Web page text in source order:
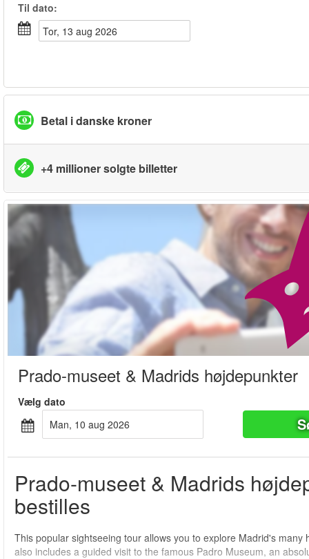
Til dato:
tor, 13 aug 2026
Betal i danske kroner
+4 millioner solgte billetter
Prado-museet & Madrids højdepunkter
Vælg dato
man, 10 aug 2026
Prado-museet & Madrids
bestilles
This popular sightseeing tour allows you to explore Madrid's
also includes a guided visit to the famous Padro Museum, an